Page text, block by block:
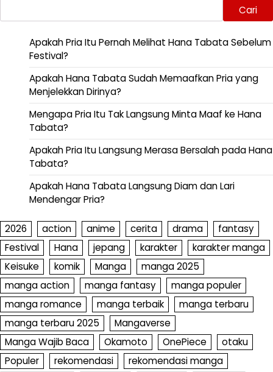
Cari
Apakah Pria Itu Pernah Melihat Hana Tabata Sebelum
Festival?
Apakah Hana Tabata Sudah Memaafkan Pria yang
Menjelekkan Dirinya?
Mengapa Pria Itu Tak Langsung Minta Maaf ke Hana
Tabata?
Apakah Pria Itu Langsung Merasa Bersalah pada Hana
Tabata?
Apakah Hana Tabata Langsung Diam dan Lari
Mendengar Pria?
2026 action anime cerita drama
fantasy
Festival
Hana jepang karakter
karakter manga
Keisuke
komik Manga
manga 2025
manga action
manga fantasy
manga populer
manga romance
manga terbaik
manga terbaru
manga terbaru 2025
Mangaverse
Manga Wajib Baca
Okamoto OnePiece
otaku
Populer
rekomendasi
rekomendasi manga